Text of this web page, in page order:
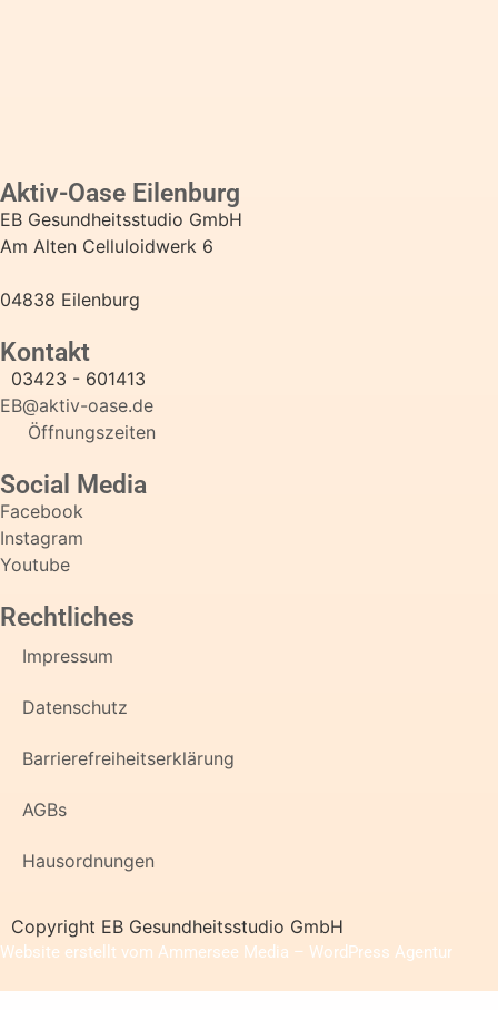
Aktiv-Oase Eilenburg
EB Gesundheitsstudio GmbH
Am Alten Celluloidwerk 6
04838 Eilenburg
Kontakt
03423 - 601413
EB@aktiv-oase.de
Öffnungszeiten
Social Media
Facebook
Instagram
Youtube
Rechtliches
Impressum
Datenschutz
Barrierefreiheitserklärung
AGBs
Hausordnungen
Copyright EB Gesundheitsstudio GmbH
Website erstellt vom Ammersee Media – WordPress Agentur